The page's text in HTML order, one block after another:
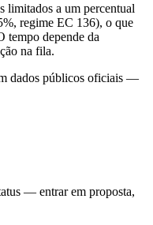
limitados a um percentual
regime EC 136), o que
tempo depende da
na fila.
dados públicos oficiais —
— entrar em proposta,